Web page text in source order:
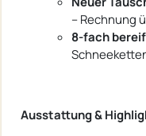
– Rechnung
8-fach
Ausstattung &